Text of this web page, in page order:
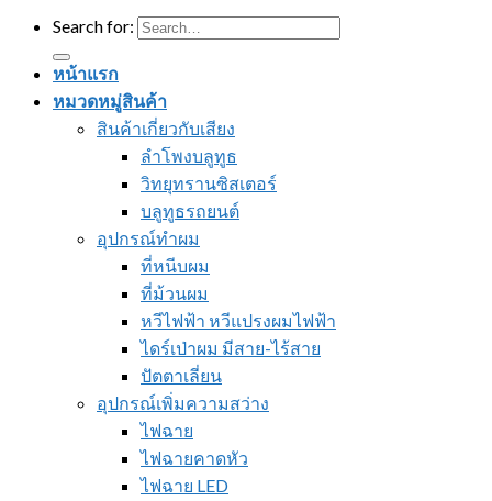
Search for:
หน้าแรก
หมวดหมู่สินค้า
สินค้าเกี่ยวกับเสียง
ลำโพงบลูทูธ
วิทยุทรานซิสเตอร์
บลูทูธรถยนต์
อุปกรณ์ทำผม
ที่หนีบผม
ที่ม้วนผม
หวีไฟฟ้า หวีแปรงผมไฟฟ้า
ไดร์เป่าผม มีสาย-ไร้สาย
ปัตตาเลี่ยน
อุปกรณ์เพิ่มความสว่าง
ไฟฉาย
ไฟฉายคาดหัว
ไฟฉาย LED